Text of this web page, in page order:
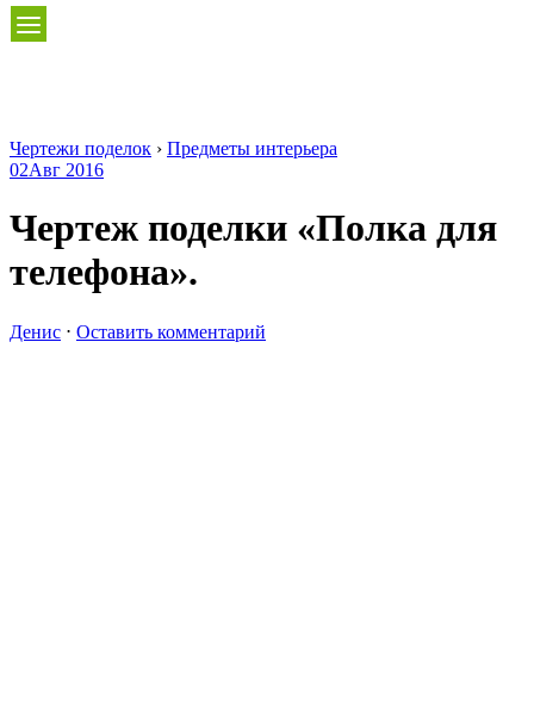
Чертежи поделок › Предметы интерьера
02Авг 2016
Чертеж поделки «Полка для
телефона».
Денис ⋅ Оставить комментарий